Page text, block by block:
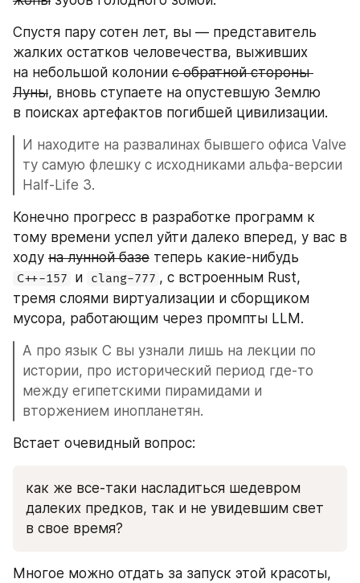
Спустя пару сотен лет, вы — представитель
жалких остатков человечества, выживших
на небольшой колонии с обратной стороны
Луны, вновь ступаете на опустевшую Землю
в поисках артефактов погибшей цивилизации.
И находите на развалинах бывшего офиса Valve
ту самую флешку с исходниками альфа-версии
Half-Life 3.
Конечно прогресс в разработке программ к
тому времени успел уйти далеко вперед, у вас в
ходу на лунной базе
C++-157 и clang-777 , с встроенным Rust,
тремя слоями виртуализации и сборщиком
мусора, работающим через промпты LLM.
А про язык C вы узнали лишь на лекции по
истории, про исторический период где-то
между египетскими пирамидами и
вторжением инопланетян.
Встает очевидный вопрос:
как же все-таки насладиться шедевром
далеких предков, так и не увидевшим свет
в свое время?
Многое можно отдать за запуск этой красоты,